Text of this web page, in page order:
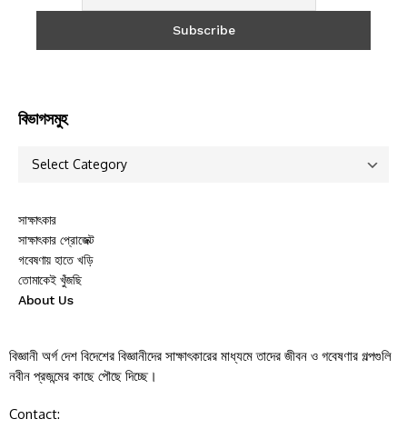
বিভাগসমুহ
সাক্ষাৎকার
সাক্ষাৎকার প্রোজেক্ট
গবেষণায় হাতে খড়ি
তোমাকেই খুঁজছি
About Us
বিজ্ঞানী অর্গ দেশ বিদেশের বিজ্ঞানীদের সাক্ষাৎকারের মাধ্যমে তাদের জীবন ও গবেষণার গল্পগুলি
নবীন প্রজন্মের কাছে পৌছে দিচ্ছে।
Contact: